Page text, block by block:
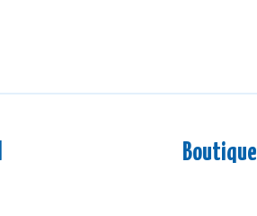
Boutique